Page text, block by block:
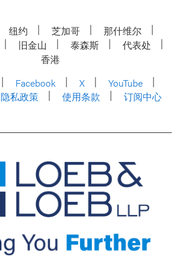
纽约 芝加哥
那什维尔
旧金山 泰森斯
代表处
香港
Facebook X
YouTube
隐私政策 使用条款 订阅中心